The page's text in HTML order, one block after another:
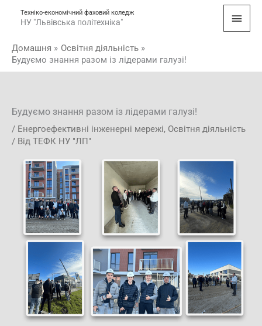
Техніко-економічний фаховий коледж
НУ "Львівська політехніка"
Домашня
Освітня діяльність
Будуємо знання разом із лідерами галузі!
Будуємо знання разом із лідерами галузі!
/ Енергоефективні інженерні мережі, Освітня діяльність
/ Від ТЕФК НУ "ЛП"